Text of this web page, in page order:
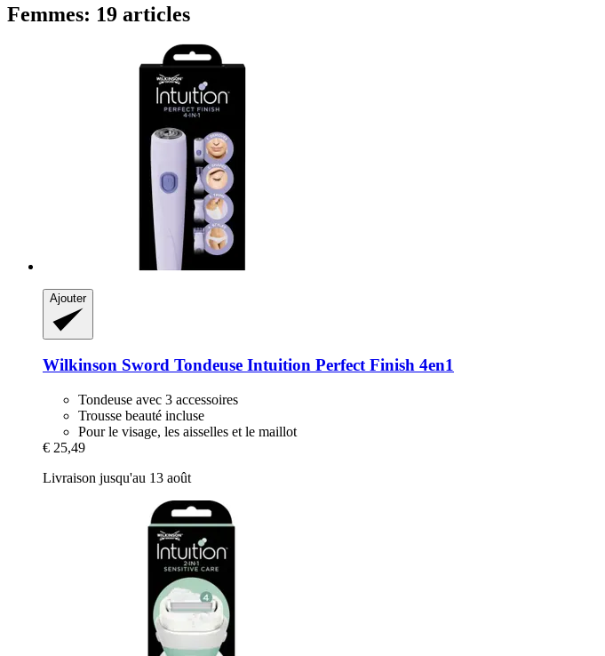
Femmes: 19 articles
Ajouter
Wilkinson Sword Tondeuse Intuition Perfect Finish 4en1
Tondeuse avec 3 accessoires
Trousse beauté incluse
Pour le visage, les aisselles et le maillot
€ 25,49
Livraison jusqu'au 13 août